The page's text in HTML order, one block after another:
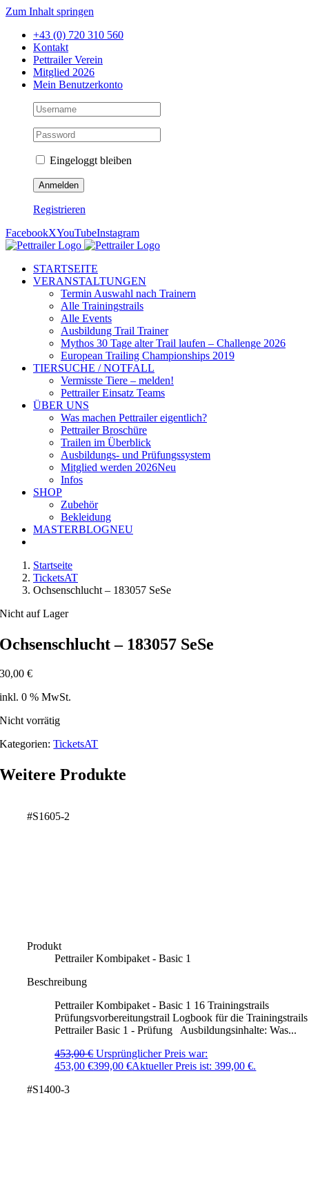
Zum Inhalt springen
+43 (0) 720 310 560
Kontakt
Pettrailer Verein
Mitglied 2026
Mein Benutzerkonto
Eingeloggt bleiben
Registrieren
FacebookXYouTubeInstagram
STARTSEITE
VERANSTALTUNGEN
Termin Auswahl nach Trainern
Alle Trainingstrails
Alle Events
Ausbildung Trail Trainer
Mythos 30 Tage alter Trail laufen – Challenge 2026
European Trailing Championships 2019
TIERSUCHE / NOTFALL
Vermisste Tiere – melden!
Pettrailer Einsatz Teams
ÜBER UNS
Was machen Pettrailer eigentlich?
Pettrailer Broschüre
Trailen im Überblick
Ausbildungs- und Prüfungssystem
Mitglied werden 2026Neu
Infos
SHOP
Zubehör
Bekleidung
MASTERBLOGNEU
Startseite
TicketsAT
Ochsenschlucht – 183057 SeSe
Nicht auf Lager
Ochsenschlucht – 183057 SeSe
30,00€
inkl. 0 % MwSt.
Nicht vorrätig
Kategorien:TicketsAT
Weitere Produkte
#S1605-2
Produkt
Pettrailer Kombipaket - Basic 1
Beschreibung
Pettrailer Kombipaket - Basic 1 16 Trainingstrails
Prüfungsvorbereitungstrail Logbook für die Trainingstrails
Pettrailer Basic 1 - Prüfung Ausbildungsinhalte: Was...
453,00€ Ursprünglicher Preis war:
453,00 €399,00€Aktueller Preis ist: 399,00 €.
#S1400-3